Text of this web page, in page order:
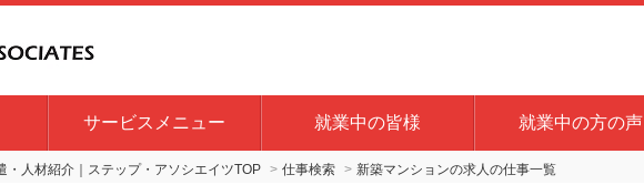
サービスメニュー 就業中の皆様 就業中の方の声
・人材紹介｜ステップ・アソシエイツTOP 仕事検索 新築マンションの求人の仕事一覧